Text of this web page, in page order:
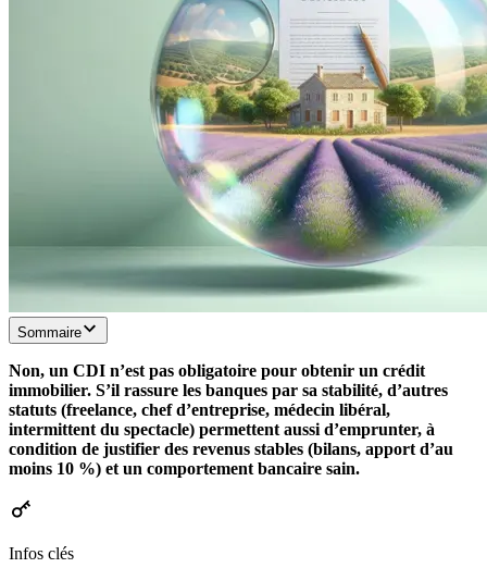
Sommaire
Non, un CDI n’est pas obligatoire pour obtenir un crédit
immobilier. S’il rassure les banques par sa stabilité, d’autres
statuts (freelance, chef d’entreprise, médecin libéral,
intermittent du spectacle) permettent aussi d’emprunter, à
condition de justifier des revenus stables (bilans, apport d’au
moins 10 %) et un comportement bancaire sain.
Infos clés